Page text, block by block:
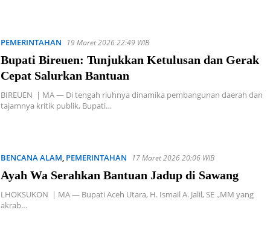
PEMERINTAHAN 19 Maret 2026 22:49 WIB
Bupati Bireuen: Tunjukkan Ketulusan dan Gerak
Cepat Salurkan Bantuan
BIREUEN | MA — Di tengah riuhnya dinamika pembangunan daerah dan
tajamnya kritik publik, Bupati…
BENCANA ALAM, PEMERINTAHAN 17 Maret 2026 20:06 WIB
Ayah Wa Serahkan Bantuan Jadup di Sawang
LHOKSUKON | MA — Bupati Aceh Utara, H. Ismail A. Jalil, SE .,MM yang
akrab…